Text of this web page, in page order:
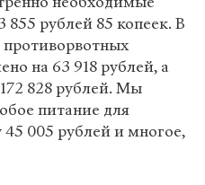
855 рублей 85 копеек. В
на 63 918 рублей, а
828 рублей. Мы
питание для
005 рублей и многое,